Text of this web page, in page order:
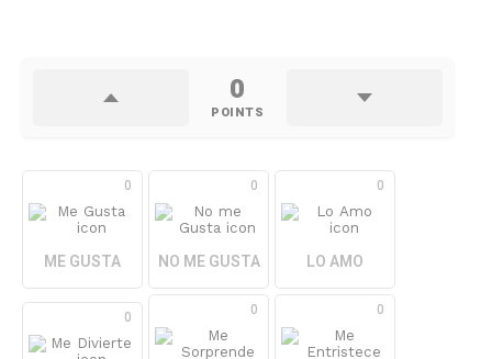
0
POINTS
0
ME GUSTA
0
NO ME GUSTA
0
LO AMO
0 0 0